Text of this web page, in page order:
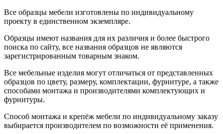
Все образцы мебели изготовлены по индивидуальному
проекту в единственном экземпляре.
Образцы имеют названия для их различия и более быстрого
поиска по сайту, все названия образцов не являются
зарегистрированным товарным знаком.
Все мебельные изделия могут отличаться от представленных
образцов по цвету, размеру, комплектации, фурнитуре, а также
способами монтажа и производителями комплектующих и
фурнитуры.
Способ монтажа и крепёж мебели по индивидуальному заказу
выбирается производителем по возможности её применения.